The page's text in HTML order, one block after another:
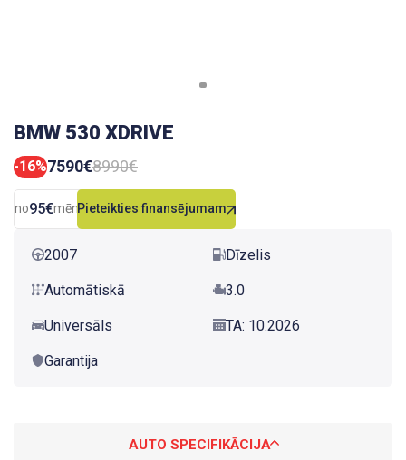
BMW 530 XDRIVE
-16%7590€8990€
no95€mēn.Pieteikties finansējumam
2007 Dīzelis
Automātiskā 3.0
Universāls TA: 10.2026
Garantija
AUTO SPECIFIKĀCIJA